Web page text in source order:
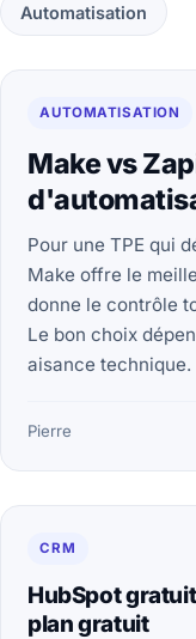
Automatisation
AUTOMATISATION
Make vs
Pour une TPE qui
Make offre le
donne le contrôle
Le bon choix
aisance technique.
Pierre
CRM
HubSpot
plan gratuit